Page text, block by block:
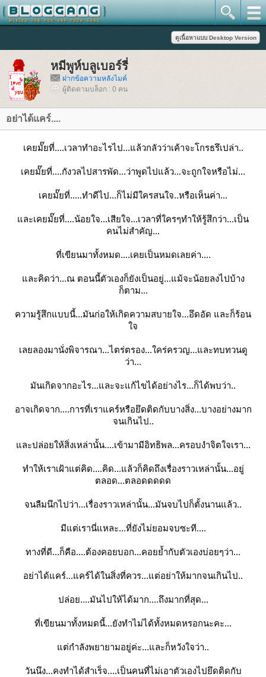
หมีพูห์บลูเบอร์รี่
ฝากข้อความหลังไมค์
ผู้ติดตามบล็อก : 0 คน
อย่าได้แคร์....
เคยมั๊ยที่....เวลาทำอะไรไป...แล้วกลัวว่าเค้าจะโกรธรึเปล่า..
เคยมั๊ยที่....กังวลไปสารพัด...ว่าพูดไปแล้ว...จะถูกใจหรือไม่...
เคยมั๊ยที่.....ทำดีไป...ก็ไม่มีใครสนใจ..หรือเห็นค่า...
ละเคยมั๊ยที่....น้อยใจ...เสียใจ...เวลาที่ใครๆทำให้รู้สึกว่า...เป็น
คนไม่สำคัญ...
ที่เขียนมาทั้งหมด....เคยเป็นหมดเลยค่า....
ละคิดว่า...ณ ตอนนี้ตัวเองก็ยังเป็นอยู่...แม้จะน้อยลงไปบ้าง
ก็ตาม...
ความรู้สึกแบบนี้...มันก่อให้เกิดความสบายใจ...อึดอัด และก็ร้อน
จ
เลยลองมานั่งพิจารณา...ไตร่ตรอง...ใคร่ครวญ...และทบทวนดู
ว่า...
มันเกิดจากอะไร...และจะแก้ไขได้อย่างไร...ก็ได้พบว่า..
อาจเกิดจาก....การที่เราแคร์หรือยึดติดกับบางสิ่ง...บางอย่างมาก
จนเกินไป..
ละปล่อยให้สิ่งเหล่านั้น....เข้ามามีอิทธิพล...ครอบงำจิตใจเรา...
ทำให้เราเฝ้าแต่คิด....คิด...แล้วก็คิดถึงเรื่องราวเหล่านั้น...อยู่
ตลอด...ตลอดดดดด
จนลืมนึกไปว่า...เรื่องราวเหล่านั้น...มันจบไปก็ตั้งนานแล้ว..
มีแต่เรานี่แหละ...ที่ยังไม่ยอมจบซะที....
ทางที่ดี...ก็คือ....ต้องคอยบอก...คอยย้ำกับตัวเองบ่อยๆว่า...
อย่าได้แคร์...แคร์ได้ในสิ่งที่ควร...แต่อย่าให้มากจนเกินไป..
ปล่อย....มันไปให้ได้มาก....ถึงมากที่สุด...
ที่เขียนมาทั้งหมดนี้...ยังทำไม่ได้ทั้งหมดหรอกนะคะ...
ต่กำลังพยายามอยู่ค่ะ...และก็หวังใจว่า..
วันนึง...คงทำได้สำเร็จ....เป็นคนที่ไม่เอาตัวเองไปยึดติดกับ